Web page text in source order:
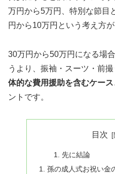
万円から5万円、特別な節目
円から10万円という考え方
30万円から50万円になる場
うより、振袖・スーツ・前
体的な費用援助を含むケース
ントです。
目次
先に結論
孫の成人式お祝い金